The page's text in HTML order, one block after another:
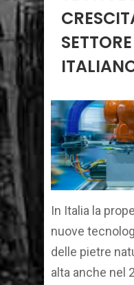
In Italia la
nuove
delle pietre
alta anche nel